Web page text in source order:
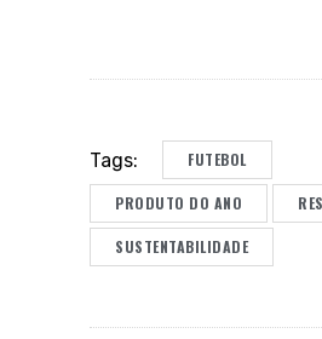
Tags: FUTEBOL
PRODUTO DO ANO
SUSTENTABILIDADE